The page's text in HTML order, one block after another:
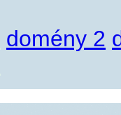
domény 2